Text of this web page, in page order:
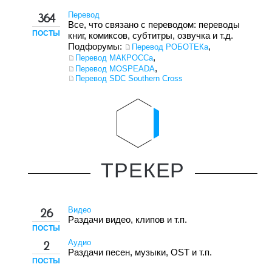
364
ПОСТЫ
Перевод
Все, что связано с переводом: переводы
книг, комиксов, субтитры, озвучка и т.д.
Подфорумы: Перевод РОБОТЕКа,
Перевод МАКРОССа,
Перевод MOSPEADA,
Перевод SDC Southern Cross
ТРЕКЕР
26
ПОСТЫ
Видео
Раздачи видео, клипов и т.п.
2
ПОСТЫ
Аудио
Раздачи песен, музыки, OST и т.п.